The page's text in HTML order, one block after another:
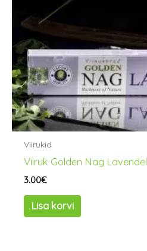
Viirukid
Viiruk Golden Nag Lavendel
3.00€
Lisa korvi